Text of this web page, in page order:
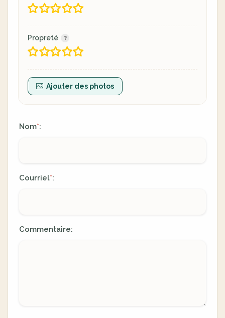
Propreté
Ajouter des photos
Nom*:
Courriel*:
Commentaire: